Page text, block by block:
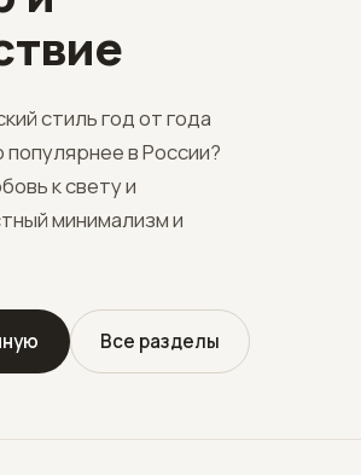
стиль год от года
в России?
к свету и
минимализм и
Все разделы